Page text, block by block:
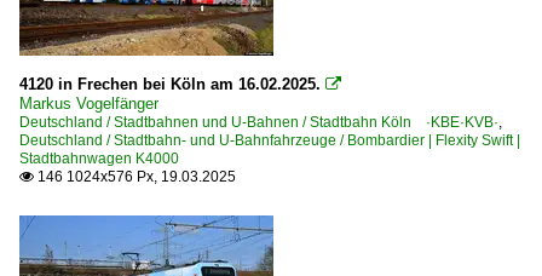
4120 in Frechen bei Köln am 16.02.2025. 
Markus Vogelfänger
Deutschland / Stadtbahnen und U-Bahnen / Stadtbahn Köln ·KBE·KVB·,
Deutschland / Stadtbahn- und U-Bahnfahrzeuge / Bombardier | Flexity Swift |
Stadtbahnwagen K4000
 146 1024x576 Px, 19.03.2025